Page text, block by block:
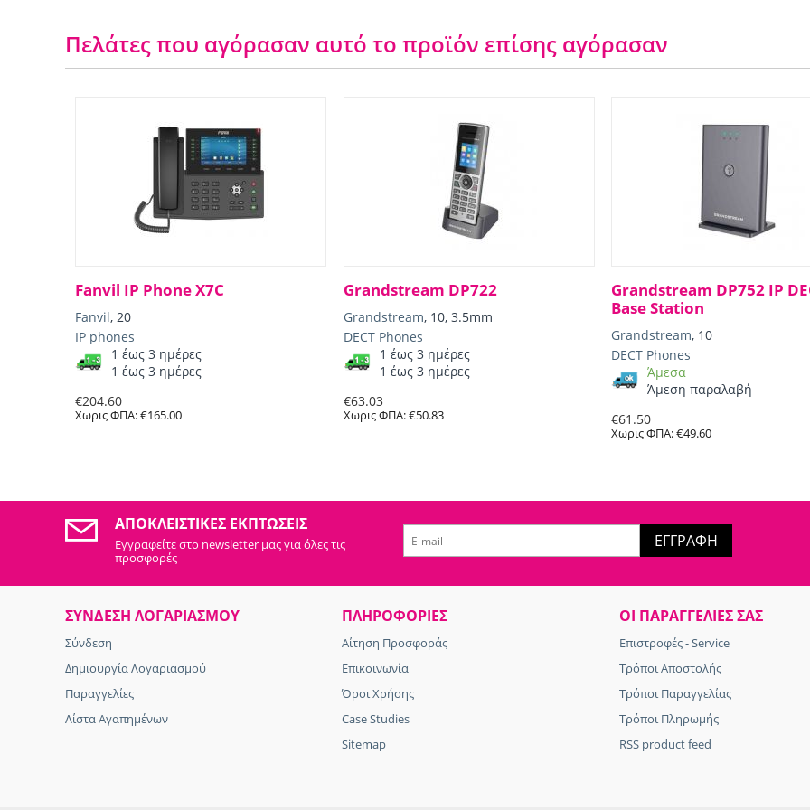
Πελάτες που αγόρασαν αυτό το προϊόν επίσης αγόρασαν
Fanvil IP Phone X7C
Fanvil, 20
IP phones
1 έως 3 ημέρες
1 έως 3 ημέρες
€204.60
Χωρις ΦΠΑ:€165.00
Grandstream DP722
Grandstream, 10, 3.5mm
DECT Phones
1 έως 3 ημέρες
1 έως 3 ημέρες
€63.03
Χωρις ΦΠΑ:€50.83
Grandstream DP752 IP
Base Station
Grandstream, 10
DECT Phones
Άμεσα
Άμεση παραλαβή
€61.50
Χωρις ΦΠΑ:€49.60
ΑΠΟΚΛΕΙΣΤΙΚΈΣ ΕΚΠΤΏΣΕΙΣ
Εγγραφείτε στo newsletter μας για όλες τις
προσφορές
ΕΓΓΡΑΦΉ
ΣΥΝΔΕΣΗ ΛΟΓΑΡΙΑΣΜΟΥ​
Σύνδεση
Δημιουργία Λογαριασμού
Παραγγελίες
Λίστα Αγαπημένων
ΠΛΗΡΟΦΟΡΊΕΣ
Αίτηση Προσφοράς
Επικοινωνία
Όροι Χρήσης
Case Studies
Sitemap
ΟΙ ΠΑΡΑΓΓΕΛΊΕΣ​ ΣΑΣ
Επιστροφές - Service
Τρόποι Αποστολής
Τρόποι Παραγγελίας
Τρόποι Πληρωμής
RSS product feed